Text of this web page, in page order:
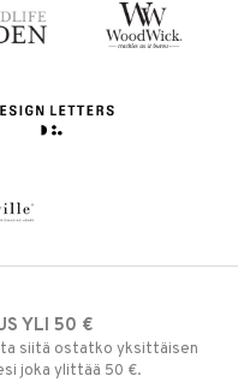
YLI 50 €
siitä ostatko yksittäisen
joka ylittää 50 €.